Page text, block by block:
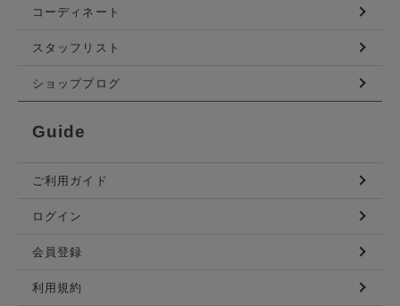
コーディネート
スタッフリスト
ショップブログ
Guide
ご利用ガイド
ログイン
会員登録
利用規約